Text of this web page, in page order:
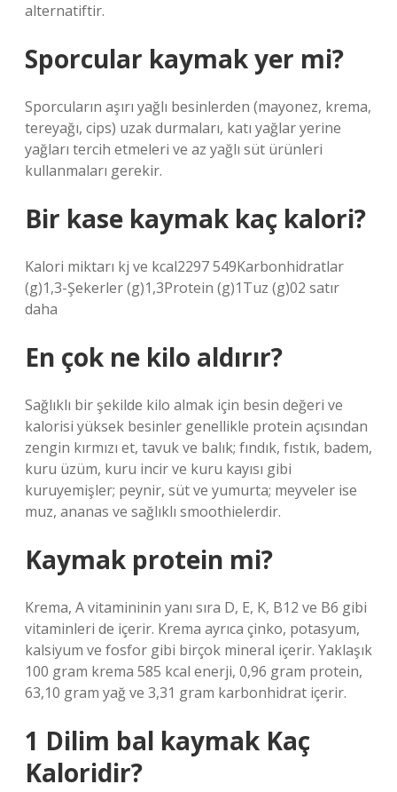
alternatiftir.
Sporcular kaymak yer mi?
Sporcuların aşırı yağlı besinlerden (mayonez, krema,
tereyağı, cips) uzak durmaları, katı yağlar yerine
yağları tercih etmeleri ve az yağlı süt ürünleri
kullanmaları gerekir.
Bir kase kaymak kaç kalori?
Kalori miktarı kj ve kcal2297 549Karbonhidratlar
(g)1,3-Şekerler (g)1,3Protein (g)1Tuz (g)02 satır
daha
En çok ne kilo aldırır?
Sağlıklı bir şekilde kilo almak için besin değeri ve
kalorisi yüksek besinler genellikle protein açısından
zengin kırmızı et, tavuk ve balık; fındık, fıstık, badem,
kuru üzüm, kuru incir ve kuru kayısı gibi
kuruyemişler; peynir, süt ve yumurta; meyveler ise
muz, ananas ve sağlıklı smoothielerdir.
Kaymak protein mi?
Krema, A vitamininin yanı sıra D, E, K, B12 ve B6 gibi
vitaminleri de içerir. Krema ayrıca çinko, potasyum,
kalsiyum ve fosfor gibi birçok mineral içerir. Yaklaşık
100 gram krema 585 kcal enerji, 0,96 gram protein,
63,10 gram yağ ve 3,31 gram karbonhidrat içerir.
1 Dilim bal kaymak Kaç
Kaloridir?